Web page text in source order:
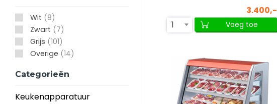
Wit (8)
Zwart (7)
Grijs (101)
Overige (14)
Categorieën
Keukenapparatuur
3.400,-
1
Voeg toe